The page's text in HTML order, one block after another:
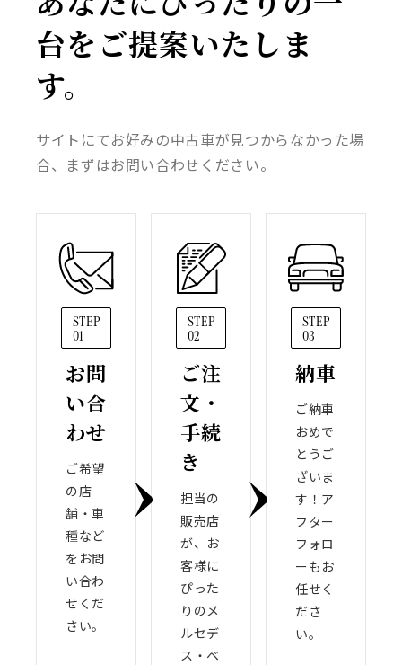
台をご提案いたしま
す。
サイトにてお好みの中古車が見つからなかった場
合、まずはお問い合わせください。
STEP
01
お問
い合
わせ
ご希望
の店
舗・車
種など
をお問
い合わ
せくだ
さい。
STEP
02
ご注
文・
手続
き
担当の
販売店
が、お
客様に
ぴった
りのメ
ルセデ
ス・ベ
STEP
03
納車
ご納車
おめで
とうご
ざいま
す！ア
フター
フォロ
ーもお
任せく
ださ
い。